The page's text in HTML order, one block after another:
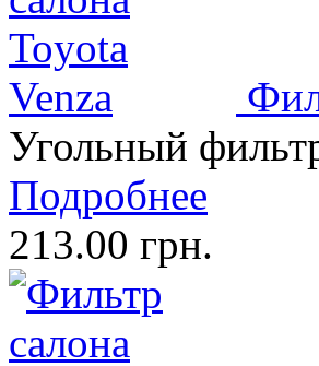
Угольный
Подробнее
213.00 грн.